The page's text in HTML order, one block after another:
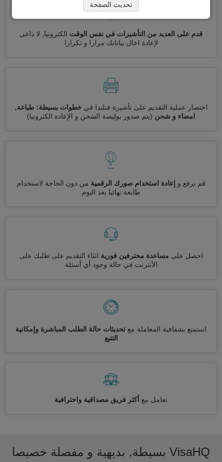
قدم على العديد من التأشيرات في نفس الوقت الكترونيا, لا داعى
لإعادة اخال بياناتك مرارا و تكرارا
اختصار عملية التقديم على تأشيرة فنلندا في خطوات بسيطة: طباعة,
امضاء و شحن (يتم صدور بوليصة الشحن و الإعادة الكترونيا)
قم برفع و إعادة استخدام صورك الرقمية من دون الحاجة لاستخدام
طابعة نهائيا بعد اليوم
احصل على مساعدة محترفين فورية اثناء التقديم على طلبك على
الأنترنت في حالة وجود أي أسئلة
استمتع بشفافية المعاملة مع تحديثات حالة الطلب المباشرة وإمكانية
التتبع
تعامل مع أكثر فريق مصداقية واحترافية
VisaHQ بسيطة, بديهية و مفصلة خصيصا
تحديث الصفحة